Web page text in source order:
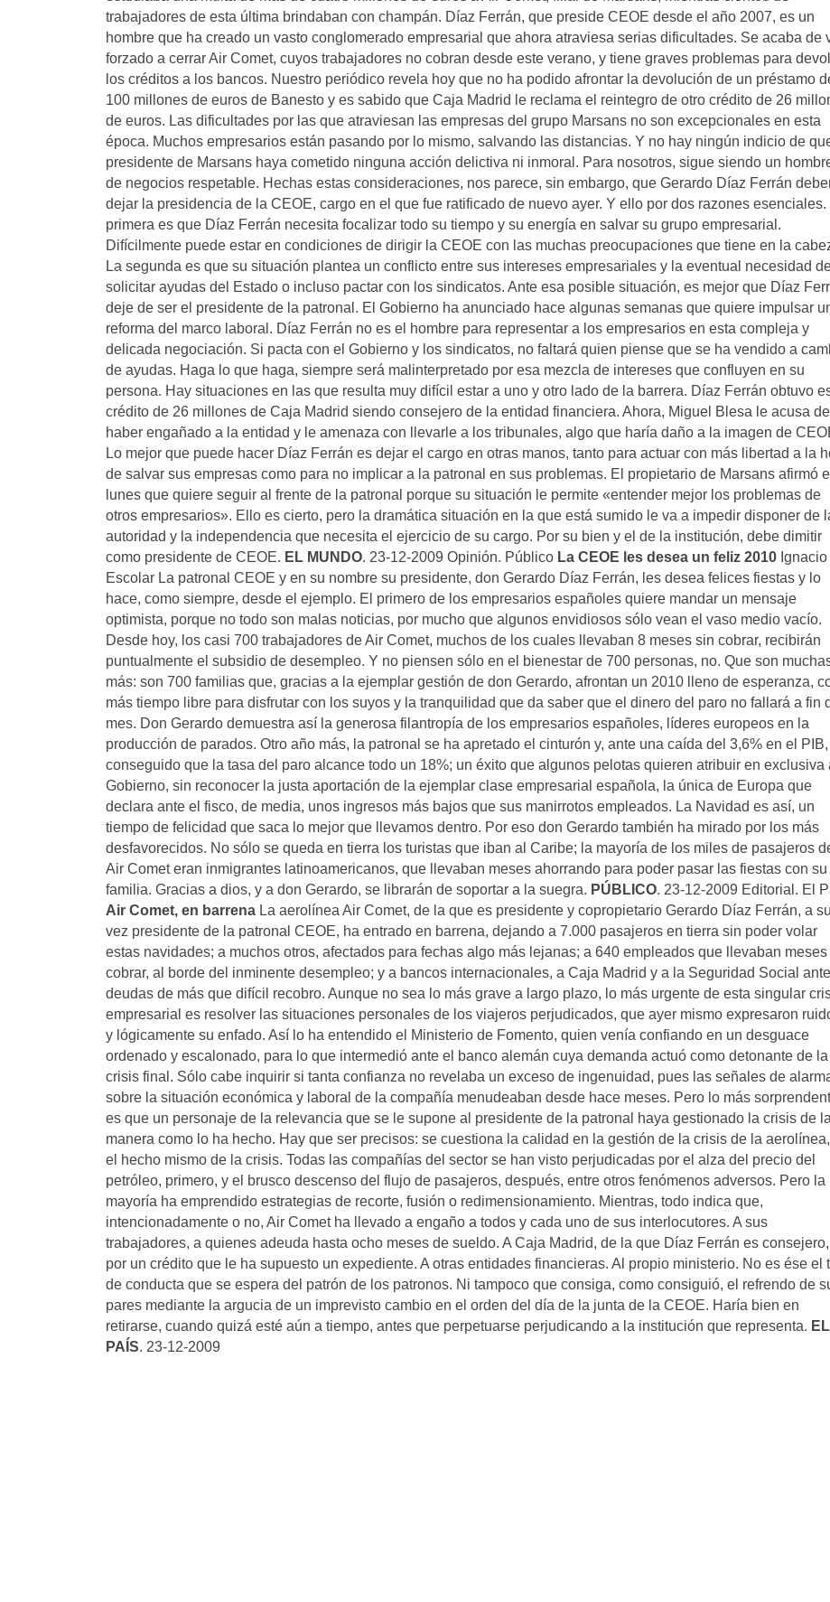
trabajadores de esta última brindaban con champán. Díaz Ferrán, que preside CEOE desde el año 2007, es un
hombre que ha creado un vasto conglomerado empresarial que ahora atraviesa serias dificultades. Se acaba de
forzado a cerrar Air Comet, cuyos trabajadores no cobran desde este verano, y tiene graves problemas para
los créditos a los bancos. Nuestro periódico revela hoy que no ha podido afrontar la devolución de un préstamo
100 millones de euros de Banesto y es sabido que Caja Madrid le reclama el reintegro de otro crédito de 26
de euros. Las dificultades por las que atraviesan las empresas del grupo Marsans no son excepcionales en esta
época. Muchos empresarios están pasando por lo mismo, salvando las distancias. Y no hay ningún indicio de
presidente de Marsans haya cometido ninguna acción delictiva ni inmoral. Para nosotros, sigue siendo un
de negocios respetable. Hechas estas consideraciones, nos parece, sin embargo, que Gerardo Díaz Ferrán
dejar la presidencia de la CEOE, cargo en el que fue ratificado de nuevo ayer. Y ello por dos razones esenciales.
primera es que Díaz Ferrán necesita focalizar todo su tiempo y su energía en salvar su grupo empresarial.
Difícilmente puede estar en condiciones de dirigir la CEOE con las muchas preocupaciones que tiene en la
La segunda es que su situación plantea un conflicto entre sus intereses empresariales y la eventual necesidad
solicitar ayudas del Estado o incluso pactar con los sindicatos. Ante esa posible situación, es mejor que Díaz
deje de ser el presidente de la patronal. El Gobierno ha anunciado hace algunas semanas que quiere impulsar
reforma del marco laboral. Díaz Ferrán no es el hombre para representar a los empresarios en esta compleja y
delicada negociación. Si pacta con el Gobierno y los sindicatos, no faltará quien piense que se ha vendido a
de ayudas. Haga lo que haga, siempre será malinterpretado por esa mezcla de intereses que confluyen en su
persona. Hay situaciones en las que resulta muy difícil estar a uno y otro lado de la barrera. Díaz Ferrán obtuvo
crédito de 26 millones de Caja Madrid siendo consejero de la entidad financiera. Ahora, Miguel Blesa le acusa de
haber engañado a la entidad y le amenaza con llevarle a los tribunales, algo que haría daño a la imagen de
Lo mejor que puede hacer Díaz Ferrán es dejar el cargo en otras manos, tanto para actuar con más libertad a la
de salvar sus empresas como para no implicar a la patronal en sus problemas. El propietario de Marsans afirmó el
lunes que quiere seguir al frente de la patronal porque su situación le permite «entender mejor los problemas de
otros empresarios». Ello es cierto, pero la dramática situación en la que está sumido le va a impedir disponer de
autoridad y la independencia que necesita el ejercicio de su cargo. Por su bien y el de la institución, debe dimitir
como presidente de CEOE. EL MUNDO. 23-12-2009 Opinión. Público La CEOE les desea un feliz 2010 Ignacio
Escolar La patronal CEOE y en su nombre su presidente, don Gerardo Díaz Ferrán, les desea felices fiestas y lo
hace, como siempre, desde el ejemplo. El primero de los empresarios españoles quiere mandar un mensaje
optimista, porque no todo son malas noticias, por mucho que algunos envidiosos sólo vean el vaso medio vacío.
Desde hoy, los casi 700 trabajadores de Air Comet, muchos de los cuales llevaban 8 meses sin cobrar, recibirán
puntualmente el subsidio de desempleo. Y no piensen sólo en el bienestar de 700 personas, no. Que son
más: son 700 familias que, gracias a la ejemplar gestión de don Gerardo, afrontan un 2010 lleno de esperanza,
más tiempo libre para disfrutar con los suyos y la tranquilidad que da saber que el dinero del paro no fallará a fin
mes. Don Gerardo demuestra así la generosa filantropía de los empresarios españoles, líderes europeos en la
producción de parados. Otro año más, la patronal se ha apretado el cinturón y, ante una caída del 3,6% en el PIB,
conseguido que la tasa del paro alcance todo un 18%; un éxito que algunos pelotas quieren atribuir en exclusiva
Gobierno, sin reconocer la justa aportación de la ejemplar clase empresarial española, la única de Europa que
declara ante el fisco, de media, unos ingresos más bajos que sus manirrotos empleados. La Navidad es así, un
tiempo de felicidad que saca lo mejor que llevamos dentro. Por eso don Gerardo también ha mirado por los más
desfavorecidos. No sólo se queda en tierra los turistas que iban al Caribe; la mayoría de los miles de pasajeros
Air Comet eran inmigrantes latinoamericanos, que llevaban meses ahorrando para poder pasar las fiestas con su
familia. Gracias a dios, y a don Gerardo, se librarán de soportar a la suegra. PÚBLICO. 23-12-2009 Editorial. El
Air Comet, en barrena La aerolínea Air Comet, de la que es presidente y copropietario Gerardo Díaz Ferrán, a su
vez presidente de la patronal CEOE, ha entrado en barrena, dejando a 7.000 pasajeros en tierra sin poder volar
estas navidades; a muchos otros, afectados para fechas algo más lejanas; a 640 empleados que llevaban meses
cobrar, al borde del inminente desempleo; y a bancos internacionales, a Caja Madrid y a la Seguridad Social ante
deudas de más que difícil recobro. Aunque no sea lo más grave a largo plazo, lo más urgente de esta singular
empresarial es resolver las situaciones personales de los viajeros perjudicados, que ayer mismo expresaron
y lógicamente su enfado. Así lo ha entendido el Ministerio de Fomento, quien venía confiando en un desguace
ordenado y escalonado, para lo que intermedió ante el banco alemán cuya demanda actuó como detonante de la
crisis final. Sólo cabe inquirir si tanta confianza no revelaba un exceso de ingenuidad, pues las señales de
sobre la situación económica y laboral de la compañía menudeaban desde hace meses. Pero lo más
es que un personaje de la relevancia que se le supone al presidente de la patronal haya gestionado la crisis de la
manera como lo ha hecho. Hay que ser precisos: se cuestiona la calidad en la gestión de la crisis de la
el hecho mismo de la crisis. Todas las compañías del sector se han visto perjudicadas por el alza del precio del
petróleo, primero, y el brusco descenso del flujo de pasajeros, después, entre otros fenómenos adversos. Pero la
mayoría ha emprendido estrategias de recorte, fusión o redimensionamiento. Mientras, todo indica que,
intencionadamente o no, Air Comet ha llevado a engaño a todos y cada uno de sus interlocutores. A sus
trabajadores, a quienes adeuda hasta ocho meses de sueldo. A Caja Madrid, de la que Díaz Ferrán es consejero,
por un crédito que le ha supuesto un expediente. A otras entidades financieras. Al propio ministerio. No es ése el
de conducta que se espera del patrón de los patronos. Ni tampoco que consiga, como consiguió, el refrendo de
pares mediante la argucia de un imprevisto cambio en el orden del día de la junta de la CEOE. Haría bien en
retirarse, cuando quizá esté aún a tiempo, antes que perpetuarse perjudicando a la institución que representa. EL
PAÍS. 23-12-2009